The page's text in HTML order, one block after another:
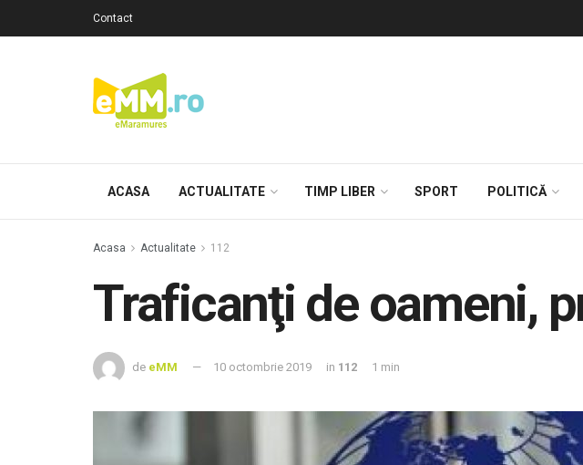
Contact
ACASA ACTUALITATE TIMP LIBER SPORT POLITICĂ
Acasa Actualitate 112
Traficanţi de oameni,
de eMM 10 octombrie 2019 in 112 1 min